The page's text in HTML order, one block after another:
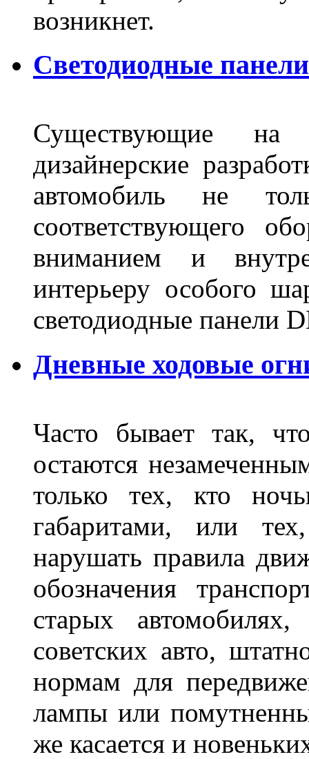
возникнет.
Светодиодные
Существующие
дизайнерские
автомобиль не
соответствующего
вниманием и
интерьеру особого
светодиодные панели
Дневные ходовые
Часто бывает так,
остаются
только тех, кто
габаритами, или
нарушать правила
обозначения
старых
советских авто,
нормам для
лампы или
же касается и